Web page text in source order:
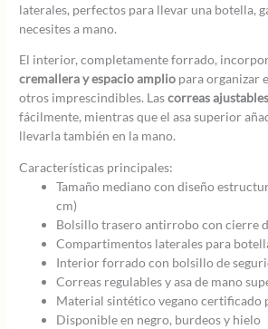
laterales, perfectos para llevar una botella,
necesites a mano.
El interior, completamente forrado,
cremallera y espacio amplio para organizar
otros imprescindibles. Lascorreas ajustables
fácilmente, mientras que el asa superior
llevarla también en la mano.
Características principales:
Tamaño mediano con diseño
cm)
Bolsillo trasero antirrobo con cierre
Compartimentos laterales para
Interior forrado con bolsillo de
Correas regulables y asa de mano
Material sintético vegano certificado
Disponible en negro, burdeos y hielo